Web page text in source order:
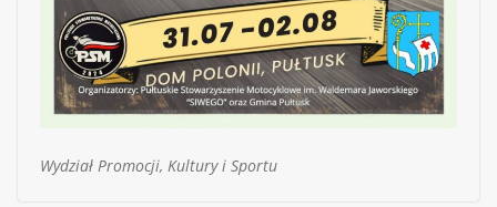
Wydział Promocji, Kultury i Sportu